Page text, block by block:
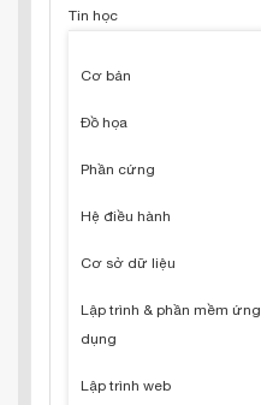
Tin học
Cơ bản
Đồ họa
Phần cứng
Hệ điều hành
Cơ sở dữ liệu
Lập trình & phần mềm ứng
dụng
Lập trình web